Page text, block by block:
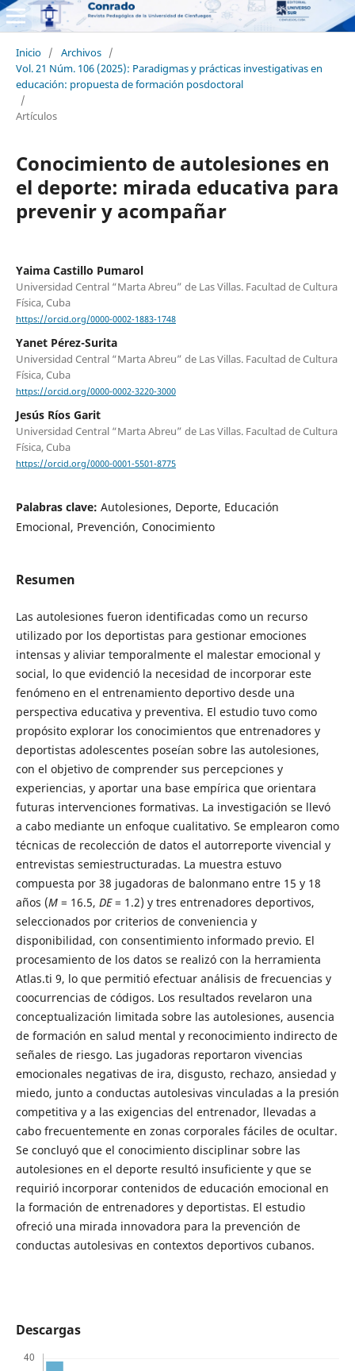
Inicio / Archivos /
Vol. 21 Núm. 106 (2025): Paradigmas y prácticas investigativas en
educación: propuesta de formación posdoctoral
/
Artículos
Conocimiento de autolesiones en
el deporte: mirada educativa para
prevenir y acompañar
Yaima Castillo Pumarol
Universidad Central “Marta Abreu” de Las Villas. Facultad de Cultura
Física, Cuba
https://orcid.org/0000-0002-1883-1748
Yanet Pérez-Surita
Universidad Central “Marta Abreu” de Las Villas. Facultad de Cultura
Física, Cuba
https://orcid.org/0000-0002-3220-3000
Jesús Ríos Garit
Universidad Central “Marta Abreu” de Las Villas. Facultad de Cultura
Física, Cuba
https://orcid.org/0000-0001-5501-8775
Palabras clave: Autolesiones, Deporte, Educación
Emocional, Prevención, Conocimiento
Resumen
Las autolesiones fueron identificadas como un recurso
utilizado por los deportistas para gestionar emociones
intensas y aliviar temporalmente el malestar emocional y
social, lo que evidenció la necesidad de incorporar este
fenómeno en el entrenamiento deportivo desde una
perspectiva educativa y preventiva. El estudio tuvo como
propósito explorar los conocimientos que entrenadores y
deportistas adolescentes poseían sobre las autolesiones,
con el objetivo de comprender sus percepciones y
experiencias, y aportar una base empírica que orientara
futuras intervenciones formativas. La investigación se llevó
a cabo mediante un enfoque cualitativo. Se emplearon como
técnicas de recolección de datos el autorreporte vivencial y
entrevistas semiestructuradas. La muestra estuvo
compuesta por 38 jugadoras de balonmano entre 15 y 18
años (M= 16.5, DE= 1.2) y tres entrenadores deportivos,
seleccionados por criterios de conveniencia y
disponibilidad, con consentimiento informado previo. El
procesamiento de los datos se realizó con la herramienta
Atlas.ti 9, lo que permitió efectuar análisis de frecuencias y
coocurrencias de códigos. Los resultados revelaron una
conceptualización limitada sobre las autolesiones, ausencia
de formación en salud mental y reconocimiento indirecto de
señales de riesgo. Las jugadoras reportaron vivencias
emocionales negativas de ira, disgusto, rechazo, ansiedad y
miedo, junto a conductas autolesivas vinculadas a la presión
competitiva y a las exigencias del entrenador, llevadas a
cabo frecuentemente en zonas corporales fáciles de ocultar.
Se concluyó que el conocimiento disciplinar sobre las
autolesiones en el deporte resultó insuficiente y que se
requirió incorporar contenidos de educación emocional en
la formación de entrenadores y deportistas. El estudio
ofreció una mirada innovadora para la prevención de
conductas autolesivas en contextos deportivos cubanos.
Descargas